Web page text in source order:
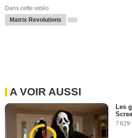
Dans cette vidéo
Matrix Revolutions
A VOIR AUSSI
Les
7 629